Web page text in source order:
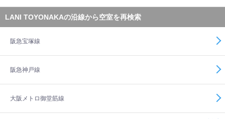
LANI TOYONAKAの沿線から空室を再検索
阪急宝塚線
阪急神戸線
大阪メトロ御堂筋線